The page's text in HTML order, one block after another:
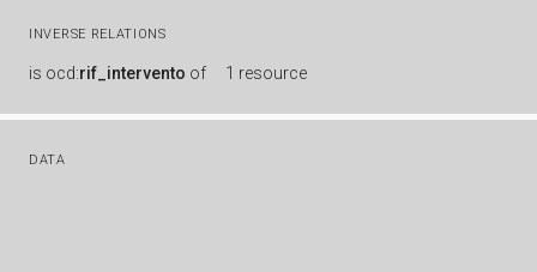
INVERSE RELATIONS
is ocd:rif_intervento of 1 resource
DATA